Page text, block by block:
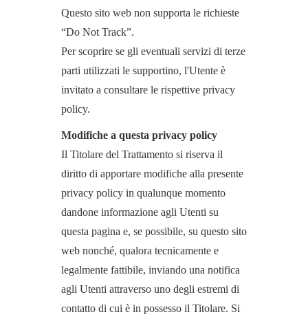
Questo sito web non supporta le richieste
“Do Not Track”.
Per scoprire se gli eventuali servizi di terze
parti utilizzati le supportino, l'Utente è
invitato a consultare le rispettive privacy
policy.
Modifiche a questa privacy policy
Il Titolare del Trattamento si riserva il
diritto di apportare modifiche alla presente
privacy policy in qualunque momento
dandone informazione agli Utenti su
questa pagina e, se possibile, su questo sito
web nonché, qualora tecnicamente e
legalmente fattibile, inviando una notifica
agli Utenti attraverso uno degli estremi di
contatto di cui è in possesso il Titolare. Si